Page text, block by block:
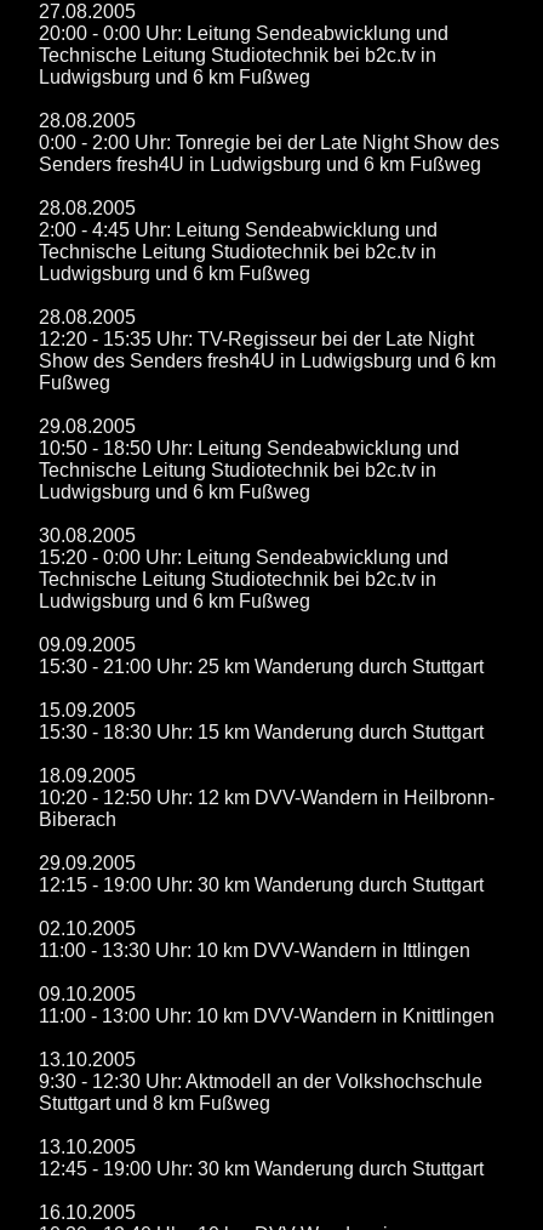
27.08.2005
20:00 - 0:00 Uhr: Leitung Sendeabwicklung und
Technische Leitung Studiotechnik bei b2c.tv in
Ludwigsburg und 6 km Fußweg
28.08.2005
0:00 - 2:00 Uhr: Tonregie bei der Late Night Show des
Senders fresh4U in Ludwigsburg und 6 km Fußweg
28.08.2005
2:00 - 4:45 Uhr: Leitung Sendeabwicklung und
Technische Leitung Studiotechnik bei b2c.tv in
Ludwigsburg und 6 km Fußweg
28.08.2005
12:20 - 15:35 Uhr: TV-Regisseur bei der Late Night
Show des Senders fresh4U in Ludwigsburg und 6 km
Fußweg
29.08.2005
10:50 - 18:50 Uhr: Leitung Sendeabwicklung und
Technische Leitung Studiotechnik bei b2c.tv in
Ludwigsburg und 6 km Fußweg
30.08.2005
15:20 - 0:00 Uhr: Leitung Sendeabwicklung und
Technische Leitung Studiotechnik bei b2c.tv in
Ludwigsburg und 6 km Fußweg
09.09.2005
15:30 - 21:00 Uhr: 25 km Wanderung durch Stuttgart
15.09.2005
15:30 - 18:30 Uhr: 15 km Wanderung durch Stuttgart
18.09.2005
10:20 - 12:50 Uhr: 12 km DVV-Wandern in Heilbronn-
Biberach
29.09.2005
12:15 - 19:00 Uhr: 30 km Wanderung durch Stuttgart
02.10.2005
11:00 - 13:30 Uhr: 10 km DVV-Wandern in Ittlingen
09.10.2005
11:00 - 13:00 Uhr: 10 km DVV-Wandern in Knittlingen
13.10.2005
9:30 - 12:30 Uhr: Aktmodell an der Volkshochschule
Stuttgart und 8 km Fußweg
13.10.2005
12:45 - 19:00 Uhr: 30 km Wanderung durch Stuttgart
16.10.2005